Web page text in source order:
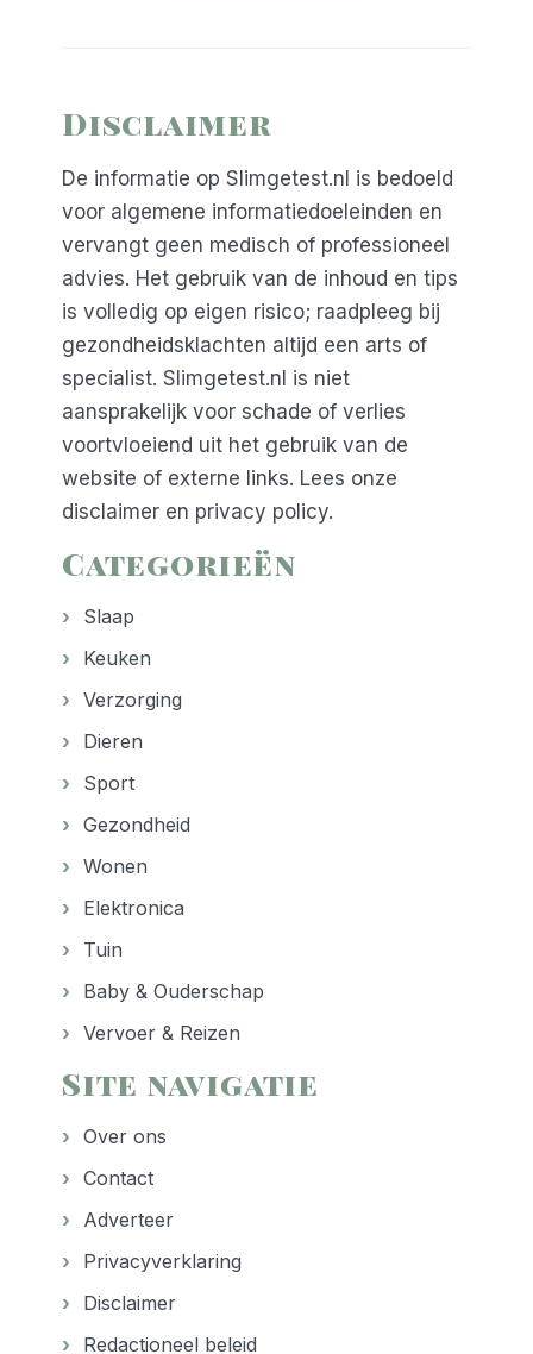
Disclaimer
De informatie op Slimgetest.nl is bedoeld
voor algemene informatiedoeleinden en
vervangt geen medisch of professioneel
advies. Het gebruik van de inhoud en tips
is volledig op eigen risico; raadpleeg bij
gezondheidsklachten altijd een arts of
specialist. Slimgetest.nl is niet
aansprakelijk voor schade of verlies
voortvloeiend uit het gebruik van de
website of externe links. Lees onze
disclaimer en privacy policy.
Categorieën
Slaap
Keuken
Verzorging
Dieren
Sport
Gezondheid
Wonen
Elektronica
Tuin
Baby & Ouderschap
Vervoer & Reizen
Site navigatie
Over ons
Contact
Adverteer
Privacyverklaring
Disclaimer
Redactioneel beleid